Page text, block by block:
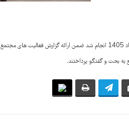
در این بازدید که در تاریخ 13 خرداد 1405 انجام شد ضمن
بحث و گفتگو پرداختند.